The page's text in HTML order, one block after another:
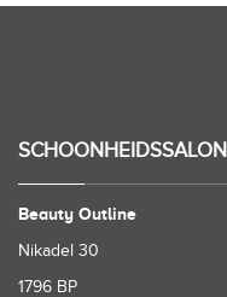
SCHOONHEIDSSALON
Beauty Outline
Nikadel 30
1796 BP